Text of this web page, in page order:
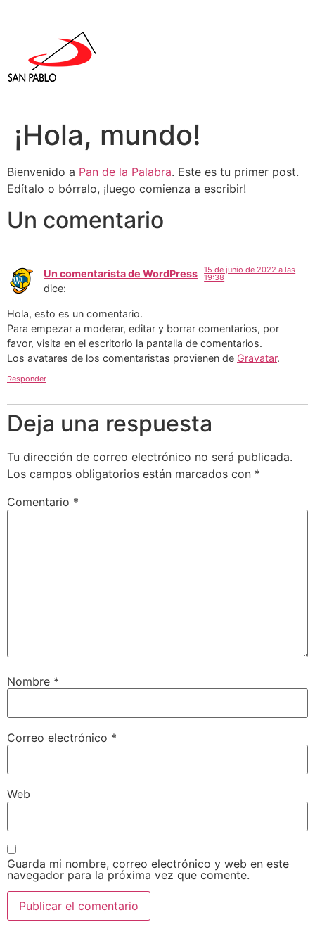
¡Hola, mundo!
Bienvenido a Pan de la Palabra. Este es tu primer post.
Edítalo o bórralo, ¡luego comienza a escribir!
Un comentario
Un comentarista de WordPress
dice:
15 de junio de 2022 a las
19:38
Hola, esto es un comentario.
Para empezar a moderar, editar y borrar comentarios, por
favor, visita en el escritorio la pantalla de comentarios.
Los avatares de los comentaristas provienen de Gravatar.
Responder
Deja una respuesta
Tu dirección de correo electrónico no será publicada.
Los campos obligatorios están marcados con *
Comentario *
Nombre *
Correo electrónico *
Web
Guarda mi nombre, correo electrónico y web en este
navegador para la próxima vez que comente.